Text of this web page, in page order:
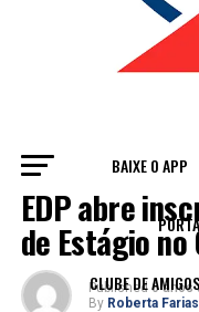
BAIXE O APP
CLUBE DE AMIGOS
NOTÍCIAS
EDP abre
de Estágio no
Published 6 anos
By Roberta Farias